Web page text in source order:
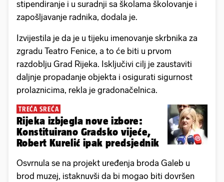
stipendiranje i u suradnji sa školama školovanje i
zapošljavanje radnika, dodala je.
Izvijestila je da je u tijeku imenovanje skrbnika za
zgradu Teatro Fenice, a to će biti u prvom
razdoblju Grad Rijeka. Isključivi cilj je zaustaviti
daljnje propadanje objekta i osigurati sigurnost
prolaznicima, rekla je gradonačelnica.
TREĆA SREĆA
Rijeka izbjegla nove izbore:
Konstituirano Gradsko vijeće,
Robert Kurelić ipak predsjednik
Osvrnula se na projekt uređenja broda Galeb u
brod muzej, istaknuvši da bi mogao biti dovršen